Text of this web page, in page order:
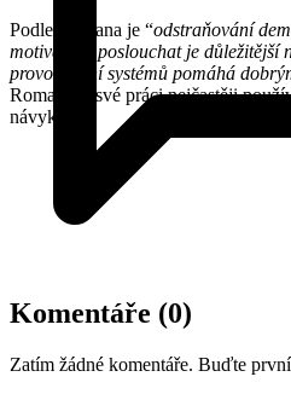
Podle Romana je “odstraňování
motivace a poslouchat je důležitější
provozování systémů pomáhá
Roman při své práci nejčastěji
návyků.
Komentáře (0)
Zatím žádné komentáře. Buďte